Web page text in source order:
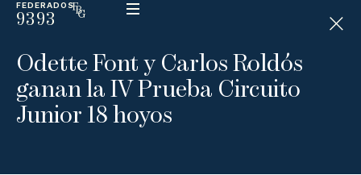
FEDERADOS
9393
ESP
N
D
C
A
P
Odette Font y Carlos Roldós
ganan la IV Prueba Circuito
Junior 18 hoyos